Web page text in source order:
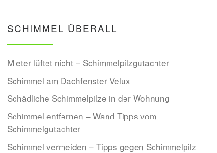
SCHIMMEL ÜBERALL
Mieter lüftet nicht – Schimmelpilzgutachter
Schimmel am Dachfenster Velux
Schädliche Schimmelpilze in der Wohnung
Schimmel entfernen – Wand Tipps vom
Schimmelgutachter
Schimmel vermeiden – Tipps gegen Schimmelpilz